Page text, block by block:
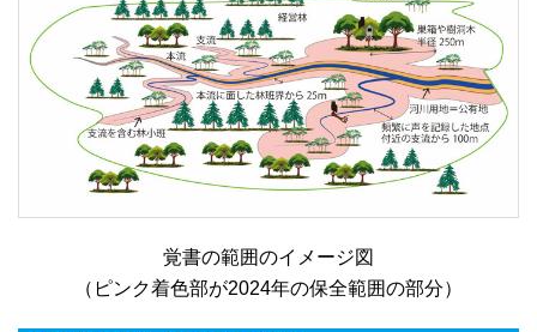
覚書の範囲のイメージ図
（ピンク着色部が2024年の保全範囲の部分）